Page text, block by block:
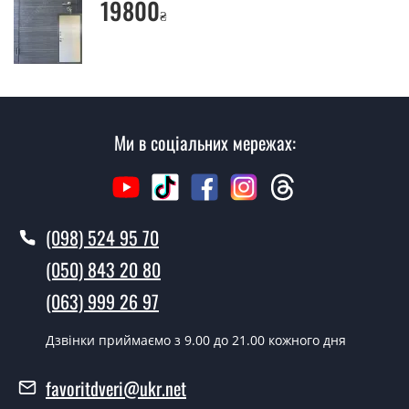
Ви робите установку вхідних дверей?
Так робимо. Монтаж вхідних дверей проводиться
Спарта сіра?
Спарта сіра?
У той самий день протягом кількох годин, за умови
наявності їх на складі, чи наступного дня.
Чи можна на сьогодні викликати
Так можна.
19800₴
Ми в соціальних мережах:
(098) 524 95 70
(050) 843 20 80
(063) 999 26 97
Дзвінки приймаємо з 9.00 до 21.00 кожного дня
favoritdveri@ukr.net